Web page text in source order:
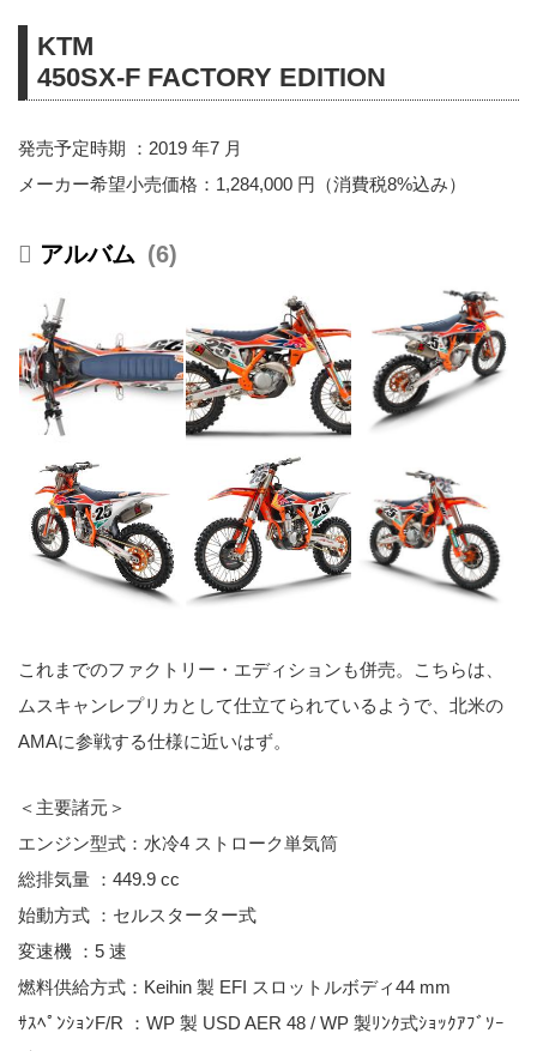
KTM
450SX-F FACTORY EDITION
発売予定時期 ：2019 年7 月
メーカー希望小売価格：1,284,000 円（消費税8%込み）
6
これまでのファクトリー・エディションも併売。こちらは、
ムスキャンレプリカとして仕立てられているようで、北米の
AMAに参戦する仕様に近いはず。
＜主要諸元＞
エンジン型式：水冷4 ストローク単気筒
総排気量 ：449.9 cc
始動方式 ：セルスターター式
変速機 ：5 速
燃料供給方式：Keihin 製 EFI スロットルボディ44 mm
ｻｽﾍﾟﾝｼｮﾝF/R ：WP 製 USD AER 48 / WP 製ﾘﾝｸ式ｼｮｯｸｱﾌﾞｿｰ